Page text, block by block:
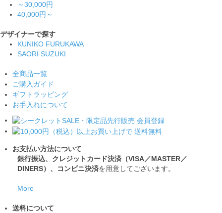
～30,000円
40,000円～
デザイナーで探す
KUNIKO FURUKAWA
SAORI SUZUKI
全商品一覧
ご購入ガイド
ギフトラッピング
お手入れについて
お支払い方法について
銀行振込、クレジットカード決済（VISA／MASTER／
DINERS）、コンビニ決済を用意してございます。
More
送料について